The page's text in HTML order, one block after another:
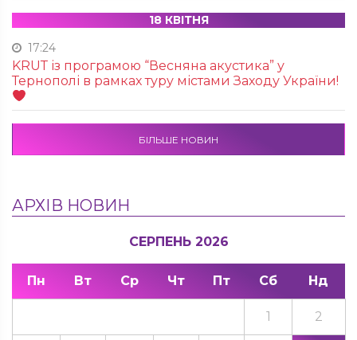
18 КВІТНЯ
17:24
KRUТ із програмою “Весняна акустика” у
Тернополі в рамках туру містами Заходу України!
БІЛЬШЕ НОВИН
АРХІВ НОВИН
СЕРПЕНЬ 2026
Пн Вт Ср Чт Пт Сб Нд
1 2